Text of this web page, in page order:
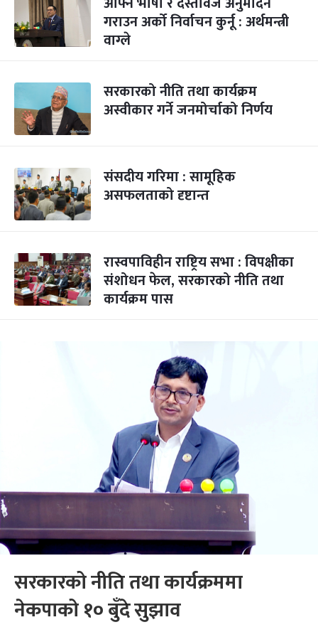
गराउन अर्को निर्वाचन कुर्नू : अर्थमन्त्री
वाग्ले
सरकारको नीति तथा कार्यक्रम
अस्वीकार गर्ने जनमोर्चाको निर्णय
संसदीय गरिमा : सामूहिक
असफलताको दृष्टान्त
रास्वपाविहीन राष्ट्रिय सभा : विपक्षीका
संशोधन फेल, सरकारको नीति तथा
कार्यक्रम पास
सरकारको नीति तथा कार्यक्रममा
नेकपाको १० बुँदे सुझाव